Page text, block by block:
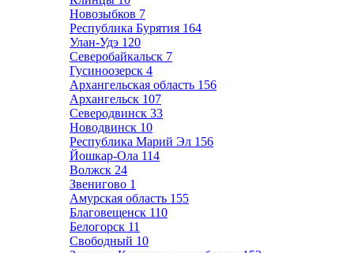
Новозыбков 7
Республика Бурятия 164
Улан-Удэ 120
Северобайкальск 7
Гусиноозерск 4
Архангельская область 156
Архангельск 107
Северодвинск 33
Новодвинск 10
Республика Марий Эл 156
Йошкар-Ола 114
Волжск 24
Звенигово 1
Амурская область 155
Благовещенск 110
Белогорск 11
Свободный 10